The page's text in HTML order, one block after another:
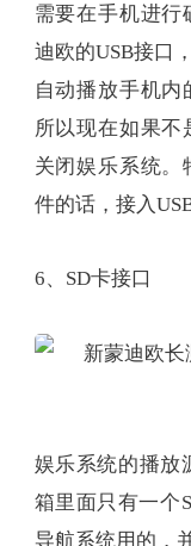
需要在手机进行
迪欧的USB接口
自动播放手机内
所以现在如果
关闭娱乐系统。
件的话，接入
6、SD卡接口
娱乐系统的播放
箱里面只有一个
导航系统用的，